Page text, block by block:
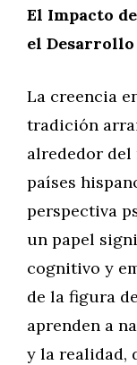
El Impacto
el
La creencia
tradición
alrededor del
países
perspectiva
un papel
cognitivo y
de la figura
aprenden a
y la realidad,